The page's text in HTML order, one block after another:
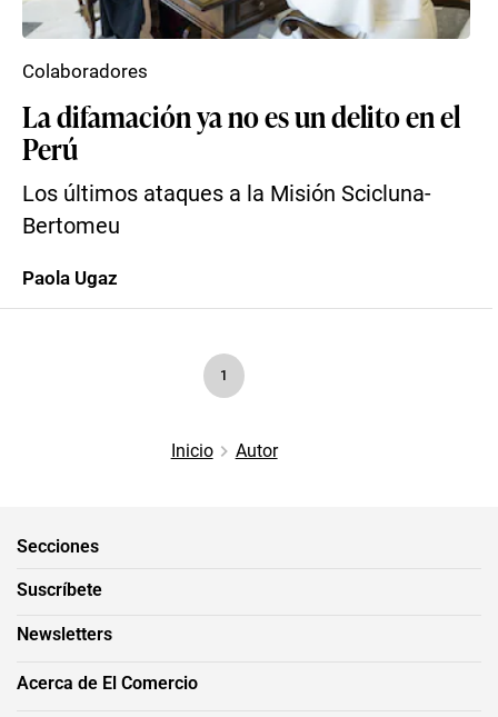
La difamación ya no es un delito en el
Perú
Los últimos ataques a la Misión Scicluna-
Bertomeu
Colaboradores
Paola Ugaz
1
Inicio Autor
Secciones
Suscríbete
Newsletters
Acerca de El Comercio